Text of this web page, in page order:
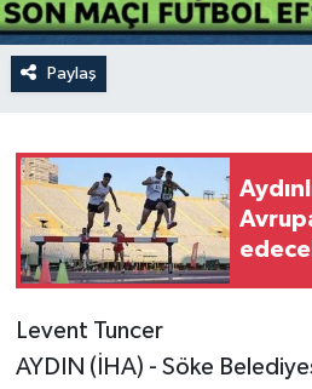
Paylaş
Levent Tuncer
AYDIN (İHA) - Söke